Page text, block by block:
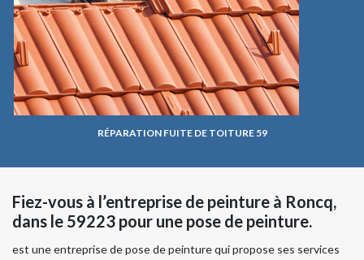
RÉPARATION FUITE DE TOITURE 59
Fiez-vous à l’entreprise de peinture à Roncq,
dans le 59223 pour une pose de peinture.
est une entreprise de pose de peinture qui propose ses services